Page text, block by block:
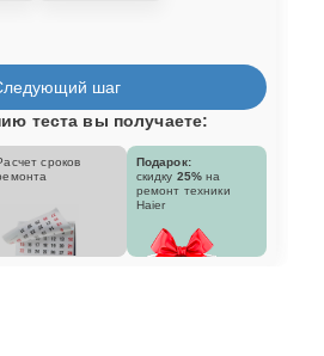
шаг
теста вы получаете:
сроков
Подарок:
скидку 25% на
ремонт техники
Haier